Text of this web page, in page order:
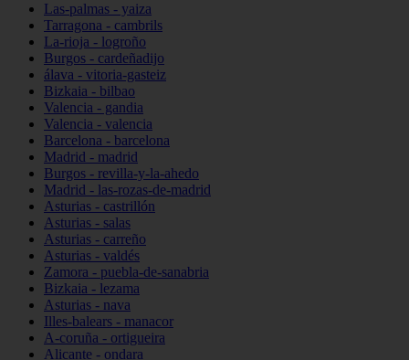
Las-palmas - yaiza
Tarragona - cambrils
La-rioja - logroño
Burgos - cardeñadijo
álava - vitoria-gasteiz
Bizkaia - bilbao
Valencia - gandia
Valencia - valencia
Barcelona - barcelona
Madrid - madrid
Burgos - revilla-y-la-ahedo
Madrid - las-rozas-de-madrid
Asturias - castrillón
Asturias - salas
Asturias - carreño
Asturias - valdés
Zamora - puebla-de-sanabria
Bizkaia - lezama
Asturias - nava
Illes-balears - manacor
A-coruña - ortigueira
Alicante - ondara